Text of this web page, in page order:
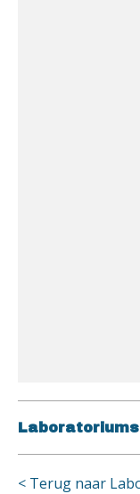
< Terug naar